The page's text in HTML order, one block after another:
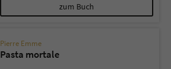
zum Buch
Pierre Emme
Pasta mortale